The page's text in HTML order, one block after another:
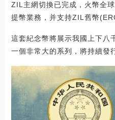
ZIL主網切換已完成，火幣全
提幣業務，并支持ZIL舊幣
這套紀念幣將展示我國上下八
一個非常大的系列，將持續發